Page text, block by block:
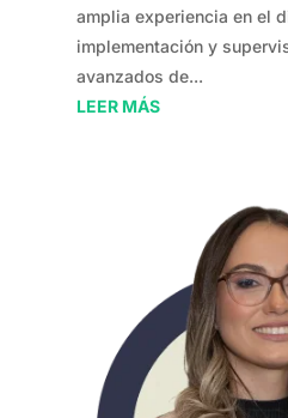
amplia experiencia en el
implementación y
avanzados de...
LEER MÁS